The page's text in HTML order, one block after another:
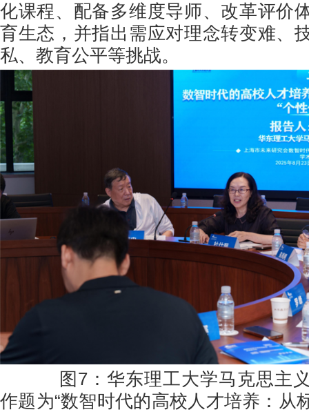
化课程、配备多维度导师、改革评价
育生态，并指出需应对理念转变难、
私、教育公平等挑战。
图7：华东理工大学马克思主义
作题为“数智时代的高校人才培养：从